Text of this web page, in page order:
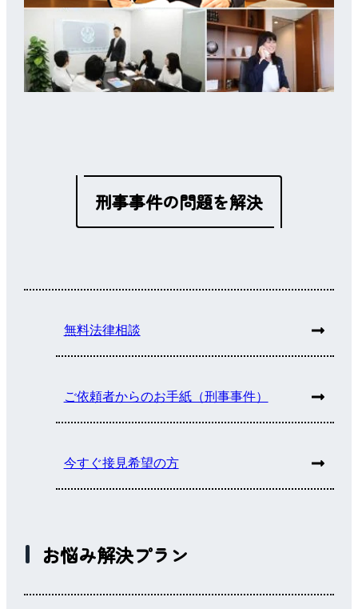
刑事事件の問題を解決
無料法律相談
ご依頼者からのお手紙（刑事事件）
今すぐ接見希望の方
お悩み解決プラン